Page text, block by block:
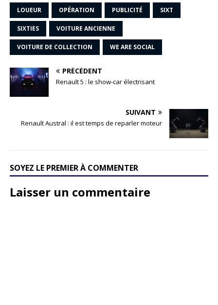
LOUEUR OPÉRATION PUBLICITÉ SIXT
SIXTIES VOITURE ANCIENNE
VOITURE DE COLLECTION WE ARE SOCIAL
PRÉCÉDENT
Renault 5 : le show-car électrisant
SUIVANT
Renault Austral : il est temps de reparler moteur
SOYEZ LE PREMIER À COMMENTER
Laisser un commentaire